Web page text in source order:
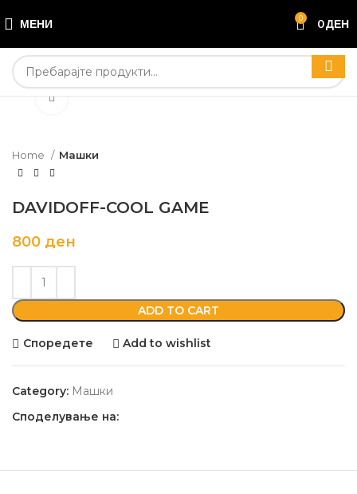
МЕНИ 0 0ДЕН
Кликни да зголемиш
Home Машки
DAVIDOFF-COOL GAME
800 ден
ADD TO CART
Споредете Add to wishlist
Category: Машки
Споделување на: